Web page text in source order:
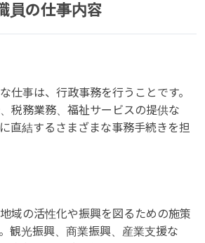
員の仕事内容
仕事は、行政事務を行うことです。
税務業務、福祉サービスの提供な
直結するさまざまな事務手続きを担
域の活性化や振興を図るための施策
観光振興、商業振興、産業支援な